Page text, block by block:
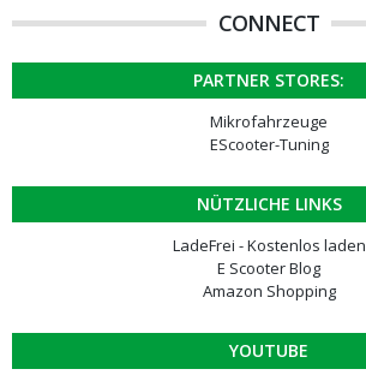
CONNECT
PARTNER STORES:
Mikrofahrzeuge
EScooter-Tuning
NÜTZLICHE LINKS
LadeFrei - Kostenlos laden
E Scooter Blog
Amazon Shopping
YOUTUBE